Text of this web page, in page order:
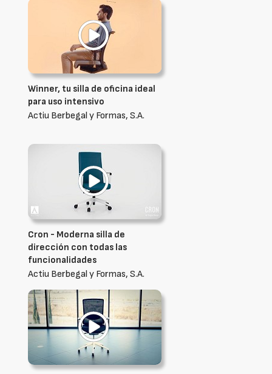
Winner, tu silla de oficina ideal
para uso intensivo
Actiu Berbegal y Formas, S.A.
Cron - Moderna silla de
dirección con todas las
funcionalidades
Actiu Berbegal y Formas, S.A.